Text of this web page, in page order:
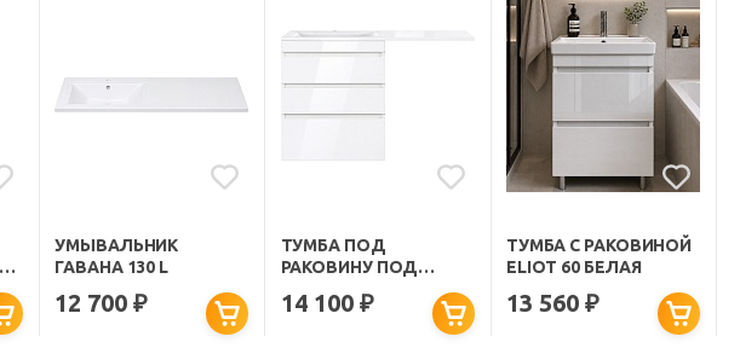
УМЫВАЛЬНИК
ГАВАНА 130 L
12 700₽
ТУМБА ПОД
РАКОВИНУ ПОД
МАШИНУ MORIS 130
НАПОЛЬНАЯ БЕЛАЯ
14 100 ₽
ТУМБА С РАКОВИНОЙ
ELIOT 60 БЕЛАЯ
13 560 ₽